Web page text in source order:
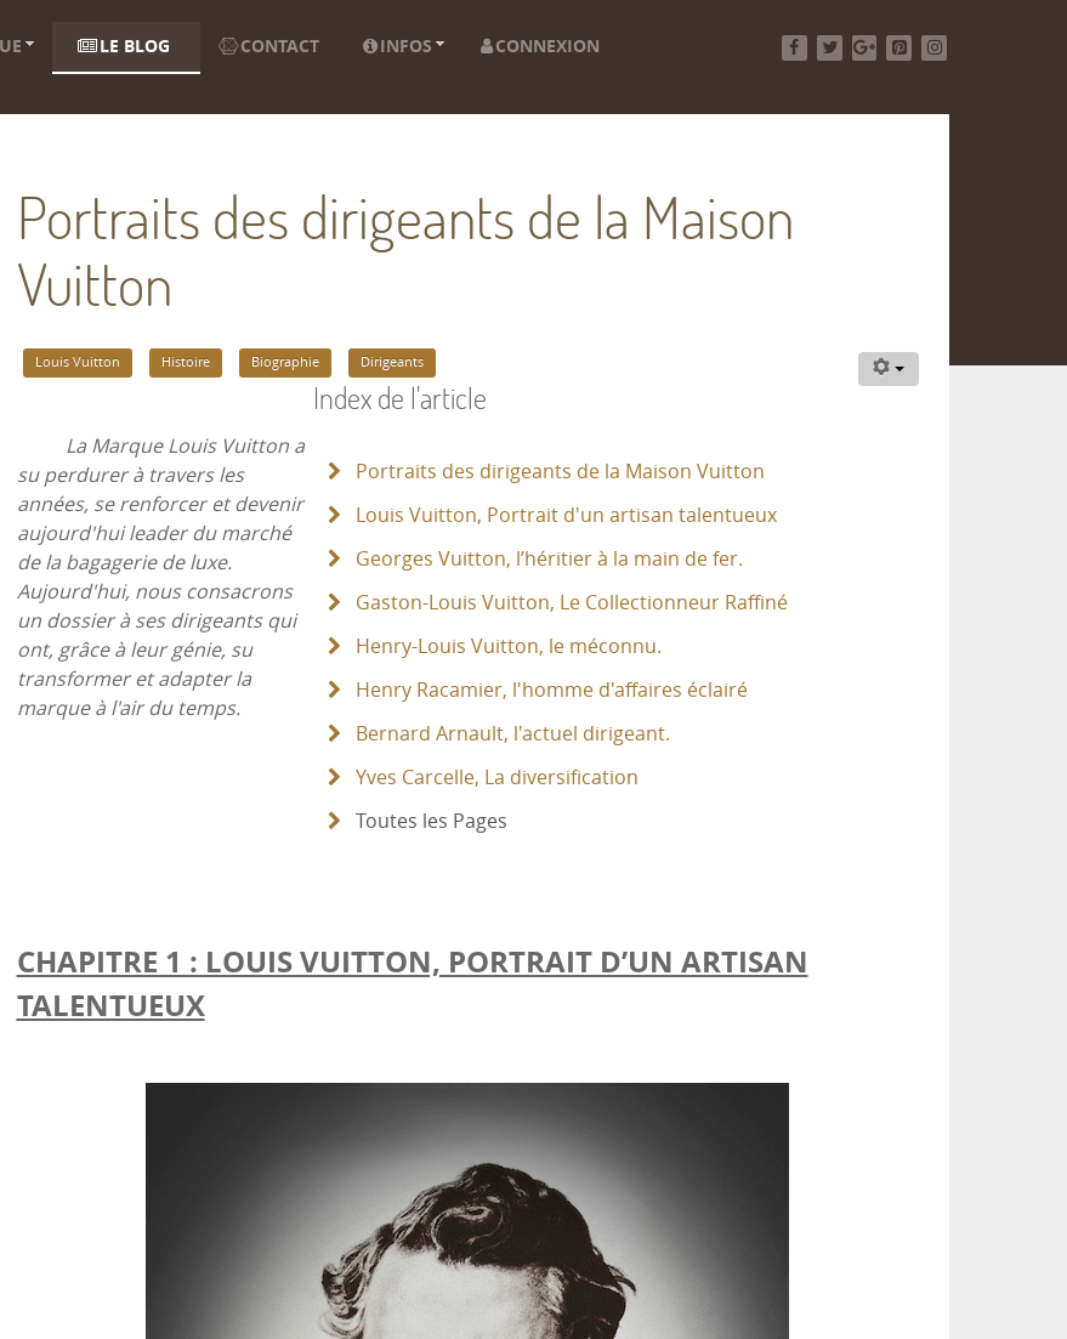
LE BLOG CONTACT INFOS
CONNEXION
Portraits des dirigeants de la Maison
Vuitton
Louis Vuitton Histoire Biographie Dirigeants
Index de l'article
Portraits des dirigeants de la Maison Vuitton
Louis Vuitton, Portrait d'un artisan talentueux
Georges Vuitton, l’héritier à la main de fer.
Gaston-Louis Vuitton, Le Collectionneur Raffiné
Henry-Louis Vuitton, le méconnu.
Henry Racamier, l'homme d'affaires éclairé
Bernard Arnault, l'actuel dirigeant.
Yves Carcelle, La diversification
Toutes les Pages
La Marque Louis Vuitton a
su perdurer à travers les
années, se renforcer et devenir
aujourd'hui leader du marché
de la bagagerie de luxe.
Aujourd'hui, nous consacrons
un dossier à ses dirigeants qui
ont, grâce à leur génie, su
transformer et adapter la
marque à l'air du temps.
CHAPITRE 1 : LOUIS VUITTON, PORTRAIT D’UN ARTISAN
TALENTUEUX